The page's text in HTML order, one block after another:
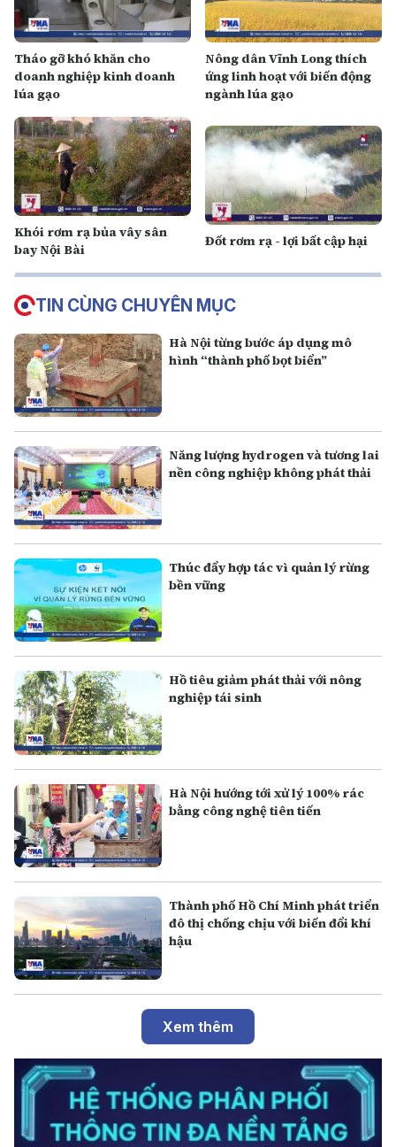
Tháo gỡ khó khăn cho
doanh nghiệp kinh doanh
lúa gạo
Nông dân Vĩnh Long thích
ứng linh hoạt với biến động
ngành lúa gạo
Khói rơm rạ bủa vây sân
bay Nội Bài
Đốt rơm rạ - lợi bất cập hại
TIN CÙNG CHUYÊN MỤC
Hà Nội từng bước áp dụng mô
hình “thành phố bọt biển”
Năng lượng hydrogen và tương lai
nền công nghiệp không phát thải
Thúc đẩy hợp tác vì quản lý rừng
bền vững
Hồ tiêu giảm phát thải với nông
nghiệp tái sinh
Hà Nội hướng tới xử lý 100% rác
bằng công nghệ tiên tiến
Thành phố Hồ Chí Minh phát triển
đô thị chống chịu với biến đổi khí
hậu
Xem thêm